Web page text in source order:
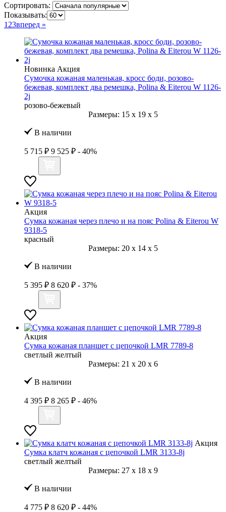
Сортировать:
Показывать:
1 23вперед »
Новинка Акция
Сумочка кожаная маленькая, кросс боди, розово-
бежевая, комплект два ремешка, Polina & Eiterou W 1126-
2j
розово-бежевый
Размеры: 15 x 19 x 5
В наличии
5 715 ₽ 9 525 ₽ - 40%
Акция
Сумка кожаная через плечо и на пояс Polina & Eiterou W
9318-5
красный
Размеры: 20 x 14 x 5
В наличии
5 395 ₽ 8 620 ₽ - 37%
Акция
Сумка кожаная планшет с цепочкой LMR 7789-8
светлый желтый
Размеры: 21 x 20 x 6
В наличии
4 395 ₽ 8 265 ₽ - 46%
Акция
Сумка клатч кожаная с цепочкой LMR 3133-8j
светлый желтый
Размеры: 27 x 18 x 9
В наличии
4 775 ₽ 8 620 ₽ - 44%